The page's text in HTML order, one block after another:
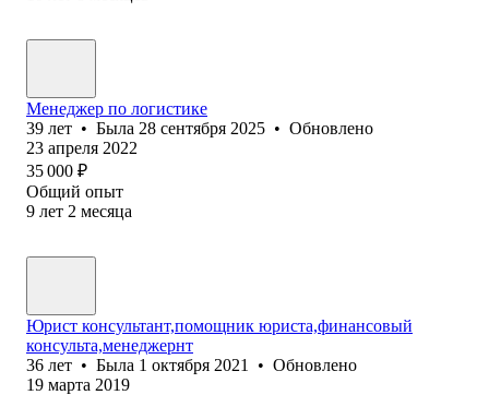
Менеджер по логистике
39 лет • Была 28 сентября 2025 • Обновлено
23 апреля 2022
35 000 ₽
Общий опыт
9 лет 2 месяца
Юрист консультант,помощник юриста,финансовый
консульта,менеджернт
36 лет • Была 1 октября 2021 • Обновлено
19 марта 2019